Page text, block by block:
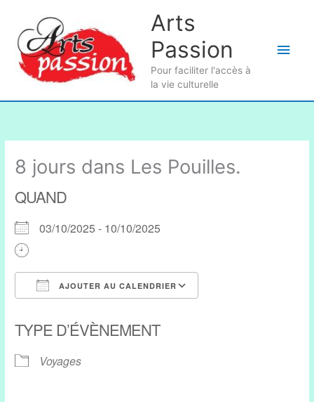
contenu
Arts
Passion
Pour faciliter l'accès à
la vie culturelle
8 jours dans Les Pouilles.
QUAND
03/10/2025 - 10/10/2025
AJOUTER AU CALENDRIER
TYPE D’ÉVÈNEMENT
Voyages